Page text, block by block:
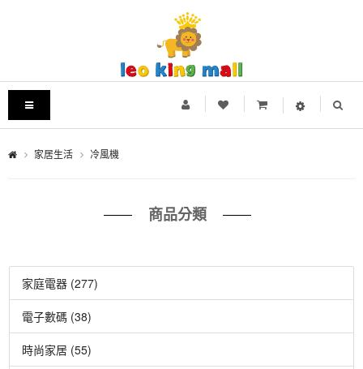
家居生活 冷風機
商品分類
家庭電器 (277)
電子數碼 (38)
時尚家居 (55)